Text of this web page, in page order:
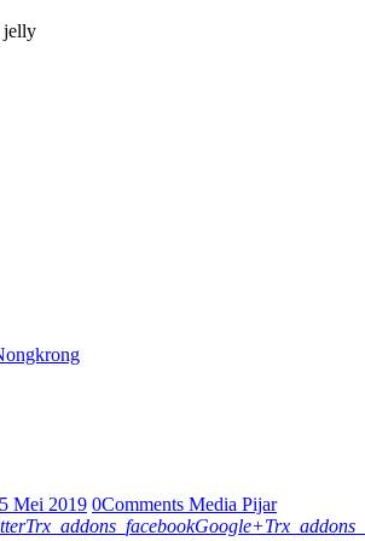
jelly
Mei 2019 0Comments Media Pijar
Trx_addons_facebookGoogle+